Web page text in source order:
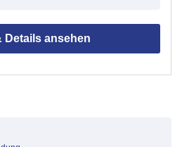
Details ansehen